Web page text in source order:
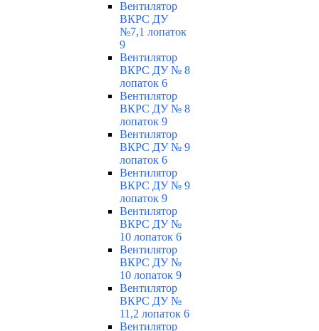
Вентилятор
ВКРС ДУ
№7,1 лопаток
9
Вентилятор
ВКРС ДУ № 8
лопаток 6
Вентилятор
ВКРС ДУ № 8
лопаток 9
Вентилятор
ВКРС ДУ № 9
лопаток 6
Вентилятор
ВКРС ДУ № 9
лопаток 9
Вентилятор
ВКРС ДУ №
10 лопаток 6
Вентилятор
ВКРС ДУ №
10 лопаток 9
Вентилятор
ВКРС ДУ №
11,2 лопаток 6
Вентилятор